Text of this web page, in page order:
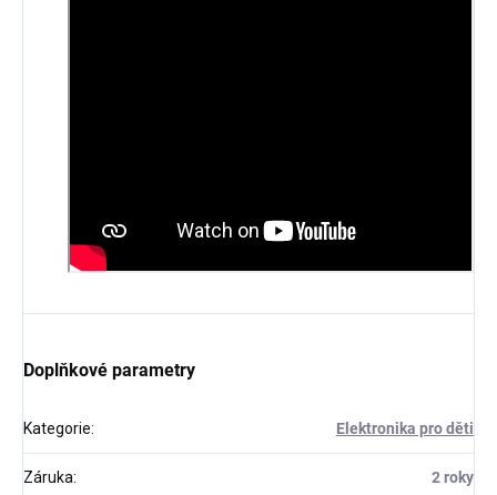
Doplňkové parametry
Kategorie: Elektronika pro děti
Záruka: 2 roky